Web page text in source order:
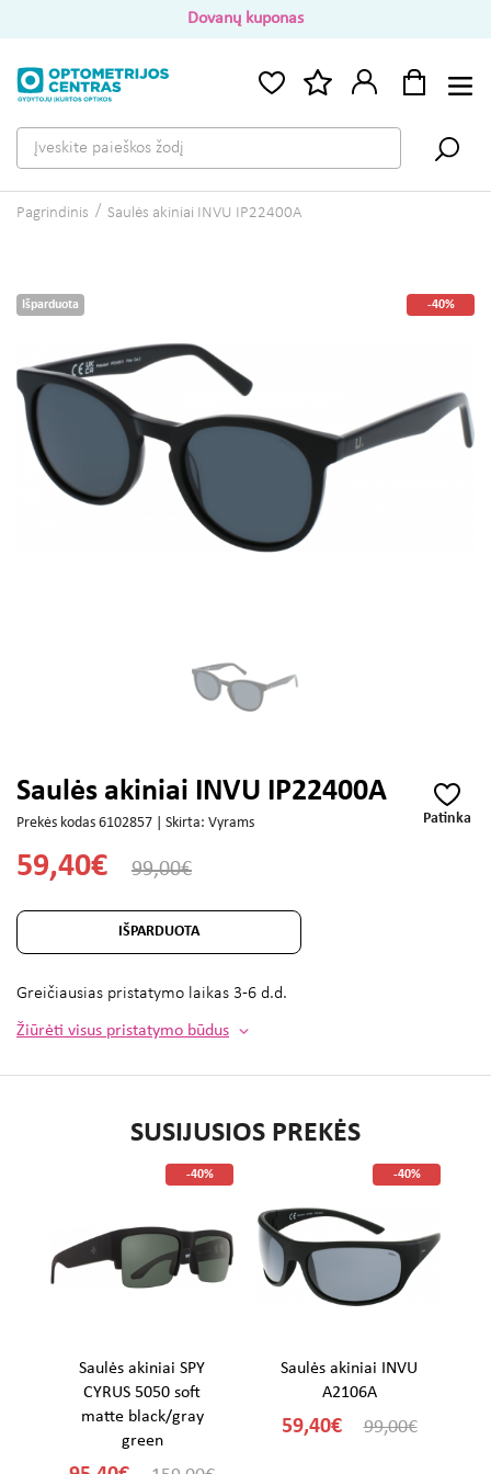
Dovanų kuponas
Pagrindinis Saulės akiniai INVU IP22400A
Išparduota -40%
Patinka
Saulės akiniai INVU IP22400A
Prekės kodas 6102857 | Skirta: Vyrams
59,40€ 99,00€
IŠPARDUOTA
Greičiausias pristatymo laikas 3-6 d.d.
Žiūrėti visus pristatymo būdus
SUSIJUSIOS PREKĖS
-40%
Saulės akiniai SPY
CYRUS 5050 soft
matte black/gray
green
-40%
Saulės akiniai INVU
A2106A
59,40€ 99,00€